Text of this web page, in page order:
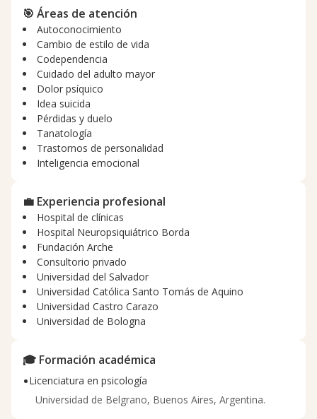
cosas que complican tu actuar cotidiano. De esa manera
te harás cada vez mas consciente de tus problemas e irás
modificándolos. También puedo enseñarte herramientas
de meditación biológica y mindfulness entre otros recursos
que te lleven a mejorar tu vida. Me centro en delinear el
proyecto de vida porque este es el eje de nuestro
desarrollo personal. El que tiene un “para que” soporta casi
cualquier “como”.
🎯 Áreas de atención
Autoconocimiento
Cambio de estilo de vida
Codependencia
Cuidado del adulto mayor
Dolor psíquico
Idea suicida
Pérdidas y duelo
Tanatología
Trastornos de personalidad
Inteligencia emocional
💼 Experiencia profesional
Hospital de clínicas
Hospital Neuropsiquiátrico Borda
Fundación Arche
Consultorio privado
Universidad del Salvador
Universidad Católica Santo Tomás de Aquino
Universidad Castro Carazo
Universidad de Bologna
🎓 Formación académica
•Licenciatura en psicología
Universidad de Belgrano, Buenos Aires, Argentina.